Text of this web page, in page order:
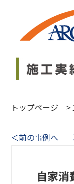
トップページ >
＜前の事例へ
自家消